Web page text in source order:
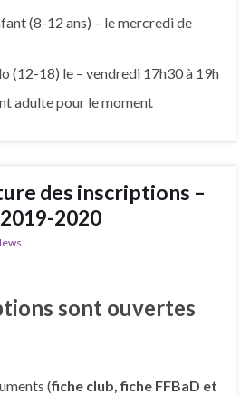
(8-12 ans) – le mercredi de
(12-18) le – vendredi 17h30 à 19h
adulte pour le moment
des inscriptions –
2020
sont ouvertes
(fiche club, fiche FFBaD et